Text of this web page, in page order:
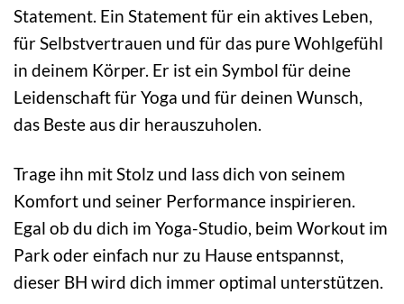
Statement. Ein Statement für ein aktives Leben,
für Selbstvertrauen und für das pure Wohlgefühl
in deinem Körper. Er ist ein Symbol für deine
Leidenschaft für Yoga und für deinen Wunsch,
das Beste aus dir herauszuholen.
Trage ihn mit Stolz und lass dich von seinem
Komfort und seiner Performance inspirieren.
Egal ob du dich im Yoga-Studio, beim Workout im
Park oder einfach nur zu Hause entspannst,
dieser BH wird dich immer optimal unterstützen.